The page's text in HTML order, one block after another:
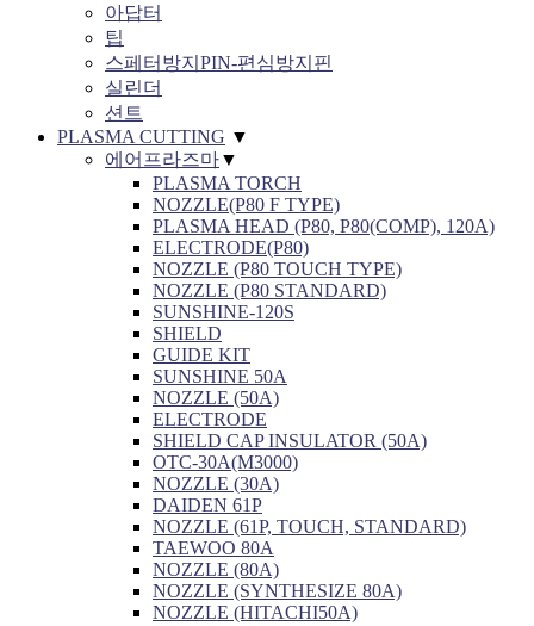
아답터
팁
스페터방지PIN-편심방지핀
실린더
션트
PLASMA CUTTING ▼
에어프라즈마▼
PLASMA TORCH
NOZZLE(P80 F TYPE)
PLASMA HEAD (P80, P80(COMP), 120A)
ELECTRODE(P80)
NOZZLE (P80 TOUCH TYPE)
NOZZLE (P80 STANDARD)
SUNSHINE-120S
SHIELD
GUIDE KIT
SUNSHINE 50A
NOZZLE (50A)
ELECTRODE
SHIELD CAP INSULATOR (50A)
OTC-30A(M3000)
NOZZLE (30A)
DAIDEN 61P
NOZZLE (61P, TOUCH, STANDARD)
TAEWOO 80A
NOZZLE (80A)
NOZZLE (SYNTHESIZE 80A)
NOZZLE (HITACHI50A)